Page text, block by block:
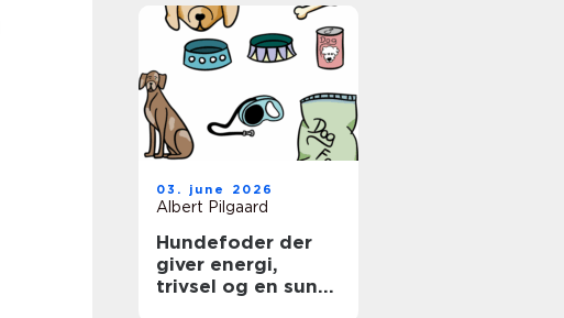
03. june 2026
Albert Pilgaard
Hundefoder der
giver energi,
trivsel og en sund